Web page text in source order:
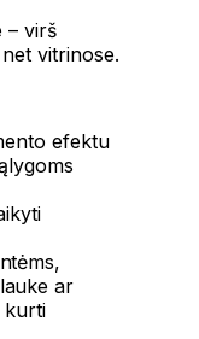
– virš
vitrinose.
efektu
ar
kurti